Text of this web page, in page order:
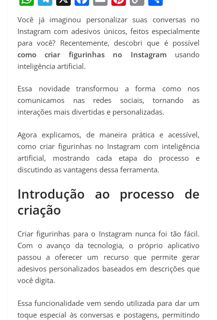
h
a
t
s
A
p
p
e
l
g
r
a
m
a
c
e
b
o
o
k
m
a
i
i
n
t
r
s
o
p
y
n
k
h
a
r
Você já imaginou personalizar suas conversas no
Instagram com adesivos únicos, feitos especialmente
para você? Recentemente, descobri que é possível
como criar figurinhas no Instagramusando
inteligência artificial.
Essa novidade transformou a forma como nos
comunicamos nas redes sociais, tornando as
interações mais divertidas e personalizadas.
Agora explicamos, de maneira prática e acessível,
como criar figurinhas no Instagram com inteligência
artificial, mostrando cada etapa do processo e
discutindo as vantagens dessa ferramenta.
Introdução ao processo de
criação
Criar figurinhas para o Instagram nunca foi tão fácil.
Com o avanço da tecnologia, o próprio aplicativo
passou a oferecer um recurso que permite gerar
adesivos personalizados baseados em descrições que
você digita.
Essa funcionalidade vem sendo utilizada para dar um
toque especial às conversas e postagens, permitindo